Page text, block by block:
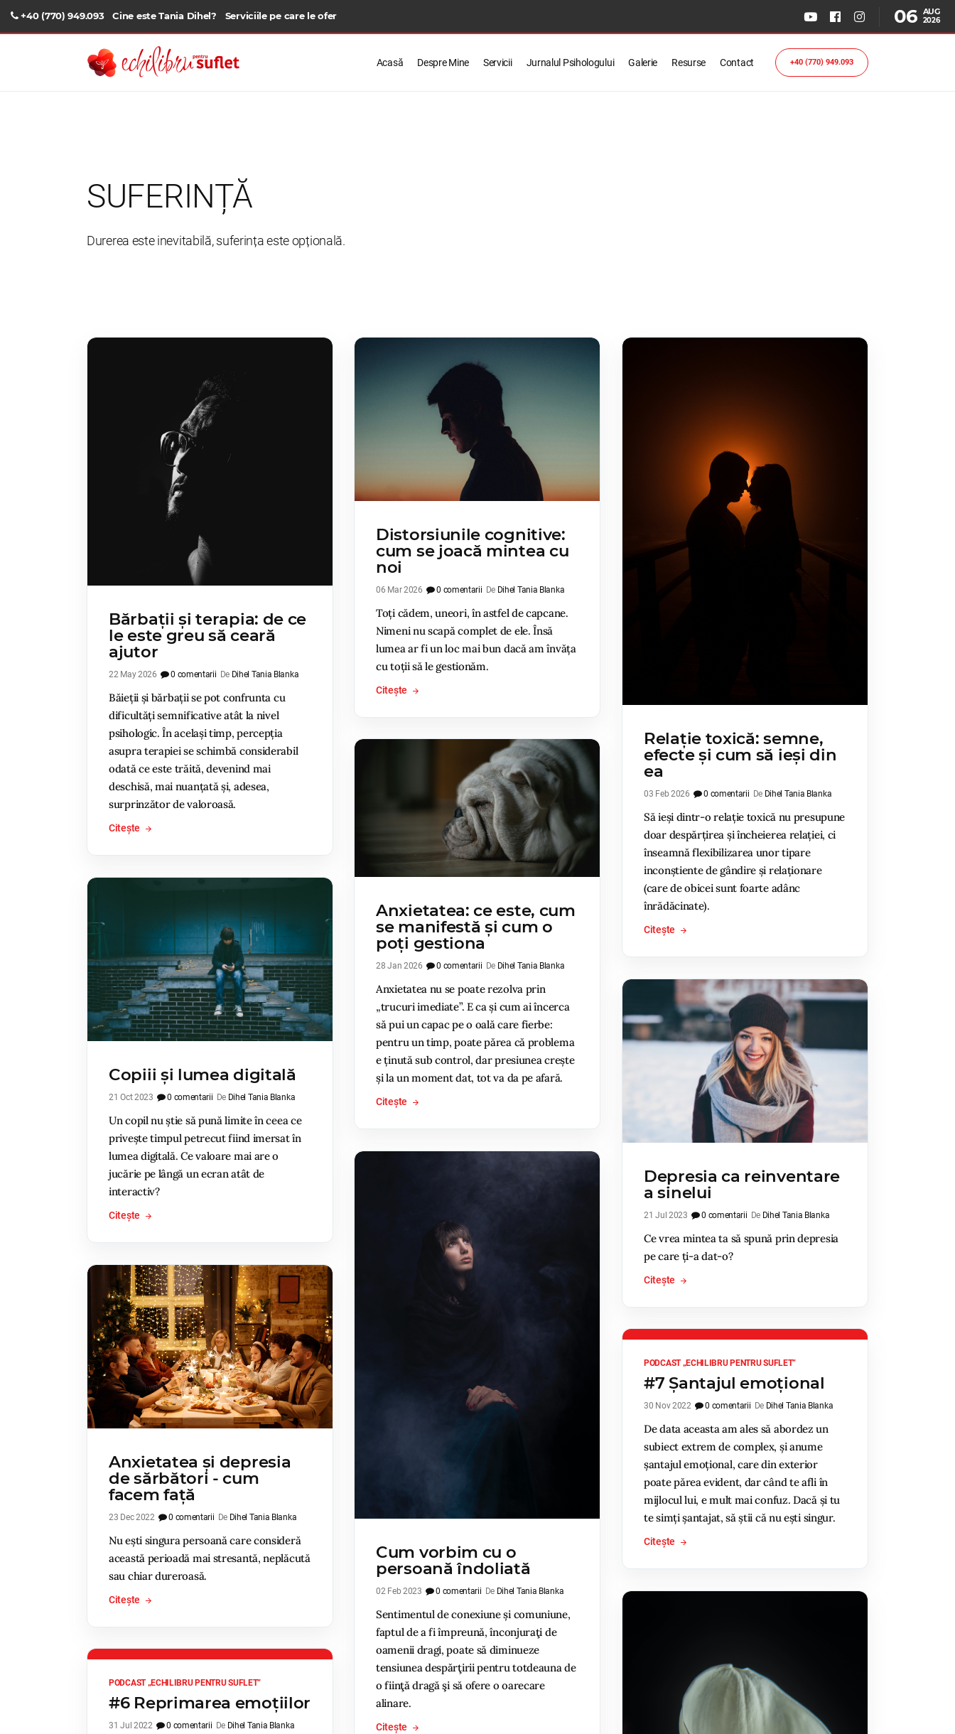
+40 (770) 949.093 Cine este Tania Dihel? Serviciile pe care le ofer 06 AUG
2026
Acasă Despre Mine Servicii Jurnalul Psihologului Galerie Resurse Contact +40 (770) 949.093
SUFERINȚĂ
Durerea este inevitabilă, suferința este opțională.
Bărbații și terapia: de ce
le este greu să ceară
ajutor
22 May 2026 0 comentarii De Dihel Tania Blanka
Băieții și bărbații se pot confrunta cu
dificultăți semnificative atât la nivel
psihologic. În același timp, percepția
asupra terapiei se schimbă considerabil
odată ce este trăită, devenind mai
deschisă, mai nuanțată și, adesea,
surprinzător de valoroasă.
Citește
Distorsiunile cognitive:
cum se joacă mintea cu
noi
06 Mar 2026 0 comentarii De Dihel Tania Blanka
Toți cădem, uneori, în astfel de capcane.
Nimeni nu scapă complet de ele. Însă
lumea ar fi un loc mai bun dacă am învăța
cu toții să le gestionăm.
Citește
Relație toxică: semne,
efecte și cum să ieși din
ea
03 Feb 2026 0 comentarii De Dihel Tania Blanka
Să ieși dintr-o relație toxică nu presupune
doar despărțirea și încheierea relației, ci
înseamnă flexibilizarea unor tipare
inconștiente de gândire și relaționare
(care de obicei sunt foarte adânc
înrădăcinate).
Citește
Anxietatea: ce este, cum
se manifestă și cum o
poți gestiona
28 Jan 2026 0 comentarii De Dihel Tania Blanka
Anxietatea nu se poate rezolva prin
„trucuri imediate”. E ca și cum ai încerca
să pui un capac pe o oală care fierbe:
pentru un timp, poate părea că problema
e ținută sub control, dar presiunea crește
și la un moment dat, tot va da pe afară.
Citește
Copiii și lumea digitală
21 Oct 2023 0 comentarii De Dihel Tania Blanka
Un copil nu știe să pună limite în ceea ce
privește timpul petrecut fiind imersat în
lumea digitală. Ce valoare mai are o
jucărie pe lângă un ecran atât de
interactiv?
Citește
Depresia ca reinventare
a sinelui
21 Jul 2023 0 comentarii De Dihel Tania Blanka
Ce vrea mintea ta să spună prin depresia
pe care ți-a dat-o?
Citește
Cum vorbim cu o
persoană îndoliată
02 Feb 2023 0 comentarii De Dihel Tania Blanka
Sentimentul de conexiune și comuniune,
faptul de a fi împreună, înconjuraţi de
oamenii dragi, poate să diminueze
tensiunea despărţirii pentru totdeauna de
o fiinţă dragă şi să ofere o oarecare
alinare.
Citește
Anxietatea și depresia
de sărbători - cum
facem față
23 Dec 2022 0 comentarii De Dihel Tania Blanka
Nu ești singura persoană care consideră
această perioadă mai stresantă, neplăcută
sau chiar dureroasă.
Citește
PODCAST „ECHILIBRU PENTRU SUFLET”
#7 Șantajul emoțional
30 Nov 2022 0 comentarii De Dihel Tania Blanka
De data aceasta am ales să abordez un
subiect extrem de complex, și anume
șantajul emoțional, care din exterior
poate părea evident, dar când te afli în
mijlocul lui, e mult mai confuz. Dacă și tu
te simți șantajat, să știi că nu ești singur.
Citește
PODCAST „ECHILIBRU PENTRU SUFLET”
#6 Reprimarea emoțiilor
31 Jul 2022 0 comentarii De Dihel Tania Blanka